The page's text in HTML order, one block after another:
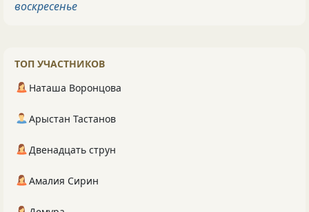
воскресенье
ТОП УЧАСТНИКОВ
Наташа Воронцова
Арыстан Тастанов
Двенадцать струн
Амалия Сирин